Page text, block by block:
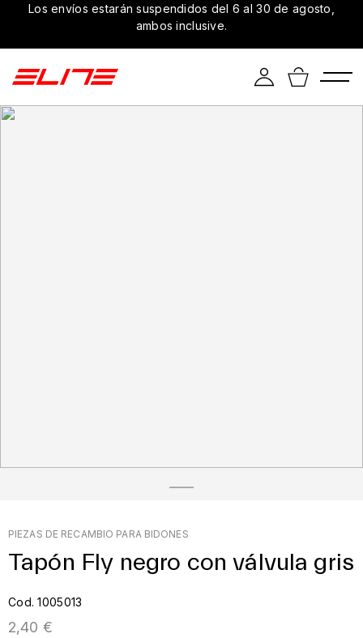
Los envíos estarán suspendidos del 6 al 30 de agosto,
ambos inclusive.
PIEZAS DE RECAMBIO PARA BIDONES
Tapón Fly negro con válvula gris
Cod. 1005013
2,40 €